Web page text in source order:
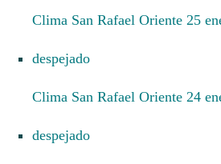
Clima San Rafael Oriente 25 enero 2026 cielo
despejado
Clima San Rafael Oriente 24 enero 2026 cielo
despejado